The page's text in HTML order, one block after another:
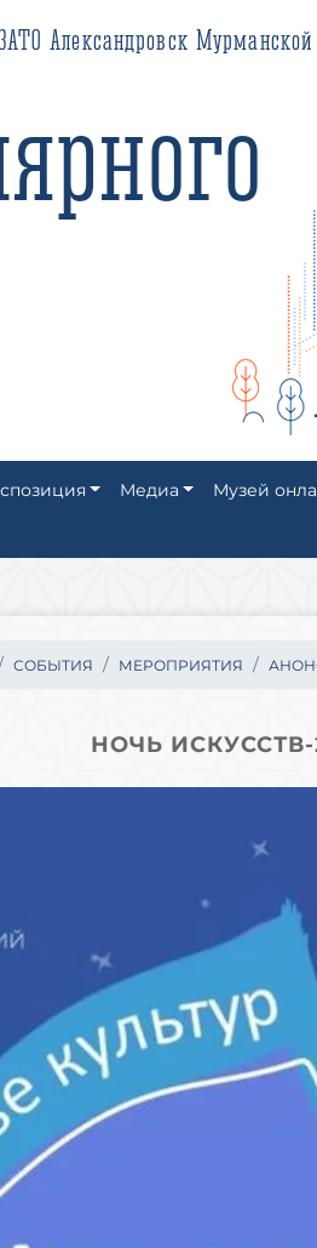
Мурманской области
Медиа Музей
СОБЫТИЯ МЕРОПРИЯТИЯ
НОЧЬ ИСКУССТВ-